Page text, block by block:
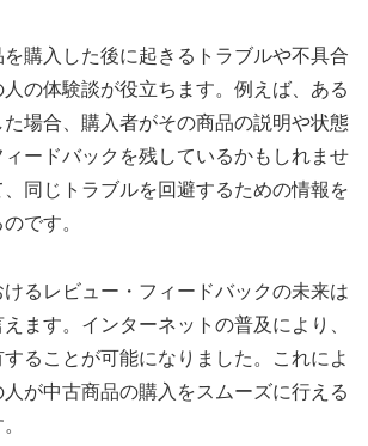
購入した後に起きるトラブルや不具合
の体験談が役立ちます。例えば、ある
場合、購入者がその商品の説明や状態
ードバックを残しているかもしれませ
同じトラブルを回避するための情報を
です。
るレビュー・フィードバックの未来は
ます。インターネットの普及により、
ることが可能になりました。これによ
が中古商品の購入をスムーズに行える